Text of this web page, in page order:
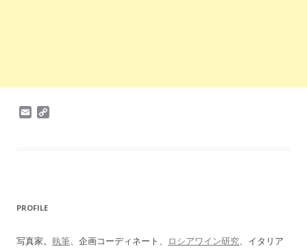
E
PROFILE
写真家。 執筆、企画コーディネート、 ロシアワイン研究、イタリア